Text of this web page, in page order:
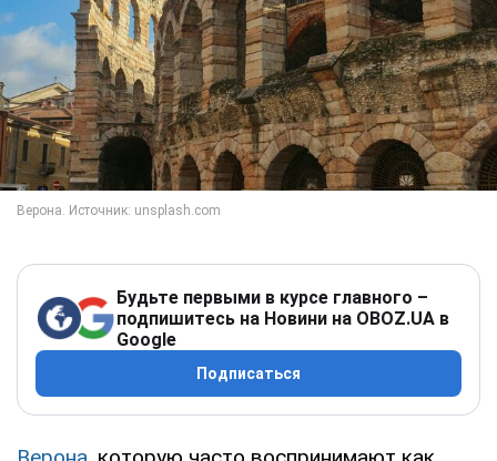
Будьте первыми в курсе главного –
подпишитесь на Новини на OBOZ.UA в
Google
Подписаться